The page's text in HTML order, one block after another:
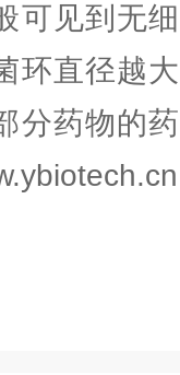
可见到无
环直径越
分药物的